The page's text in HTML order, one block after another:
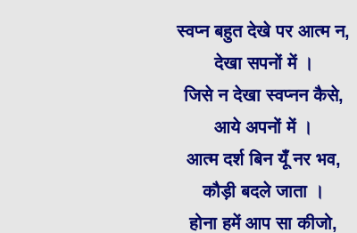
स्वप्न बहुत देखे पर आत्म न,
देखा सपनों में ।
जिसे न देखा स्वप्नन कैसे,
आये अपनों में ।
आत्म दर्श बिन यूँ नर भव,
कौड़ी बदले जाता ।
होना हमें आप सा कीजो,